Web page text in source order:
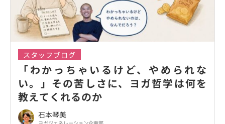
スタッフブログ
「わかっちゃいるけど、やめられな
い。」その苦しさに、ヨガ哲学は何を
教えてくれるのか
石本琴美